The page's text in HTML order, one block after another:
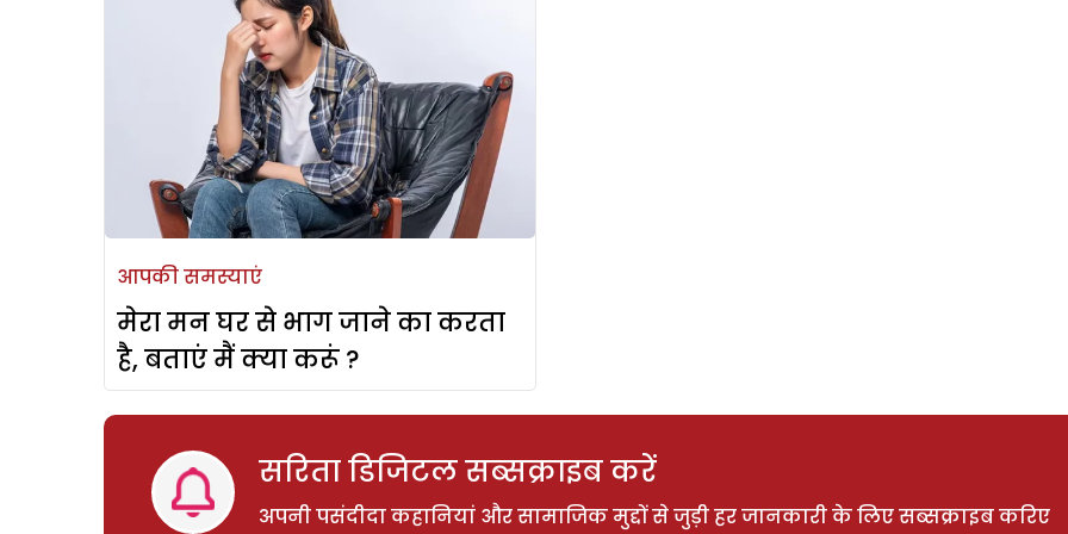
आपकी समस्याएं
मेरा मन घर से भाग जाने का करता
है, बताएं मैं क्या करूं ?
सरिता डिजिटल सब्सक्राइब करें
अपनी पसंदीदा कहानियां और सामाजिक मुद्दों से जुड़ी हर जानकारी के लिए सब्सक्राइब करिए